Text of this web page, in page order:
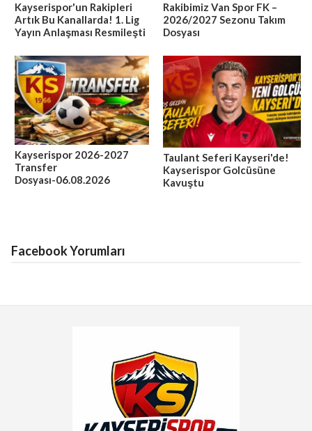
Kayserispor'un Rakipleri
Artık Bu Kanallarda! 1. Lig
Yayın Anlaşması Resmileşti
Rakibimiz Van Spor FK –
2026/2027 Sezonu Takım
Dosyası
Kayserispor 2026-2027
Transfer
Dosyası-06.08.2026
Taulant Seferi Kayseri'de!
Kayserispor Golcüsüne
Kavuştu
Facebook Yorumları